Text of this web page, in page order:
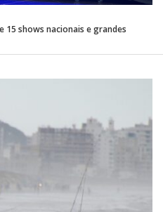
15 shows nacionais e grandes